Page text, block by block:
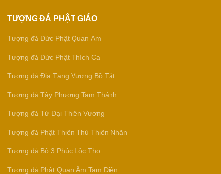
TƯỢNG ĐÁ PHẬT GIÁO
Tượng đá Đức Phật Quan Âm
Tượng đá Đức Phật Thích Ca
Tượng đá Địa Tạng Vương Bồ Tát
Tượng đá Tây Phương Tam Thánh
Tượng đá Tứ Đại Thiên Vương
Tượng đá Phật Thiên Thủ Thiên Nhãn
Tượng đá Bộ 3 Phúc Lộc Thọ
Tượng đá Phật Quan Âm Tam Diện